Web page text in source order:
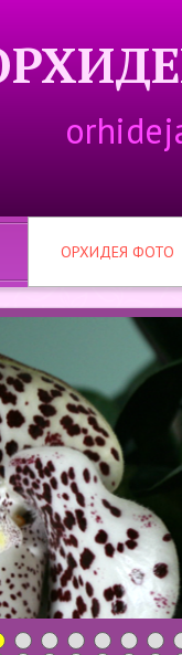
ОРХИДЕЯ ФОТО
2 3 4 5 6 7
8